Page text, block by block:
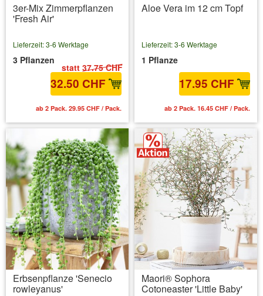
3er-Mix Zimmerpflanzen
'Fresh Air'
statt 37.75 CHF
Lieferzeit: 3-6 Werktage
3 Pflanzen
32.50 CHF
ab 2 Pack. 29.95 CHF / Pack.
Aloe Vera im 12 cm Topf
Lieferzeit: 3-6 Werktage
1 Pflanze
17.95 CHF
ab 2 Pack. 16.45 CHF / Pack.
Erbsenpflanze 'Senecio
rowleyanus'
Maori® Sophora
Cotoneaster 'Little Baby'